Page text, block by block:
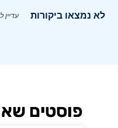
לא נמצאו ביקורות
פוסטים